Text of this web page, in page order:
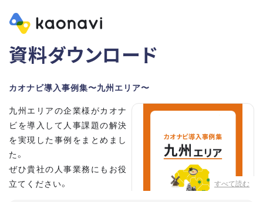
資料ダウンロード
カオナビ導入事例集〜九州エリア〜
すべて読む
九州エリアの企業様がカオナ
ビを導入して人事課題の解決
を実現した事例をまとめまし
た。
ぜひ貴社の人事業務にもお役
立てください。